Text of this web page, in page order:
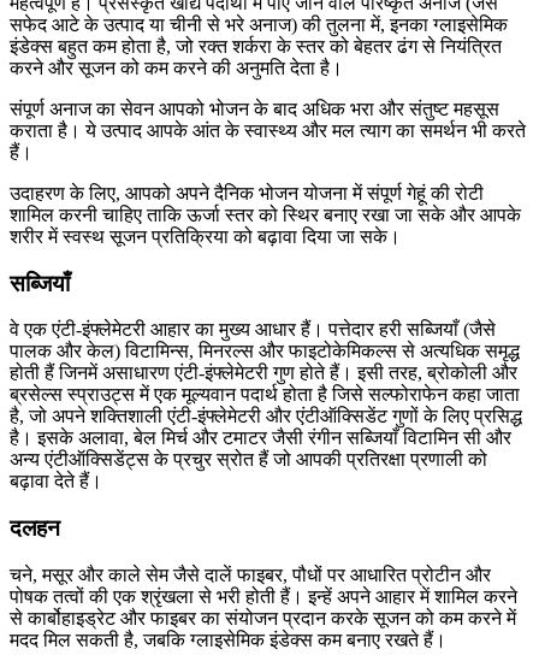
सफेद आटे के उत्पाद या चीनी से भरे अनाज) की तुलना में, इनका ग्लाइसेमिक
इंडेक्स बहुत कम होता है, जो रक्त शर्करा के स्तर को बेहतर ढंग से नियंत्रित
करने और सूजन को कम करने की अनुमति देता है।
संपूर्ण अनाज का सेवन आपको भोजन के बाद अधिक भरा और संतुष्ट महसूस
कराता है। ये उत्पाद आपके आंत के स्वास्थ्य और मल त्याग का समर्थन भी करते
हैं।
उदाहरण के लिए, आपको अपने दैनिक भोजन योजना में संपूर्ण गेहूं की रोटी
शामिल करनी चाहिए ताकि ऊर्जा स्तर को स्थिर बनाए रखा जा सके और आपके
शरीर में स्वस्थ सूजन प्रतिक्रिया को बढ़ावा दिया जा सके।
सब्जियाँ
वे एक एंटी-इंफ्लेमेटरी आहार का मुख्य आधार हैं। पत्तेदार हरी सब्जियाँ (जैसे
पालक और केल) विटामिन्स, मिनरल्स और फाइटोकेमिकल्स से अत्यधिक समृद्ध
होती हैं जिनमें असाधारण एंटी-इंफ्लेमेटरी गुण होते हैं। इसी तरह, ब्रोकोली और
ब्रसेल्स स्प्राउट्स में एक मूल्यवान पदार्थ होता है जिसे सल्फोराफेन कहा जाता
है, जो अपने शक्तिशाली एंटी-इंफ्लेमेटरी और एंटीऑक्सिडेंट गुणों के लिए प्रसिद्ध
है। इसके अलावा, बेल मिर्च और टमाटर जैसी रंगीन सब्जियाँ विटामिन सी और
अन्य एंटीऑक्सिडेंट्स के प्रचुर स्रोत हैं जो आपकी प्रतिरक्षा प्रणाली को
बढ़ावा देते हैं।
दलहन
चने, मसूर और काले सेम जैसे दालें फाइबर, पौधों पर आधारित प्रोटीन और
पोषक तत्वों की एक श्रृंखला से भरी होती हैं। इन्हें अपने आहार में शामिल करने
से कार्बोहाइड्रेट और फाइबर का संयोजन प्रदान करके सूजन को कम करने में
मदद मिल सकती है, जबकि ग्लाइसेमिक इंडेक्स कम बनाए रखते हैं।